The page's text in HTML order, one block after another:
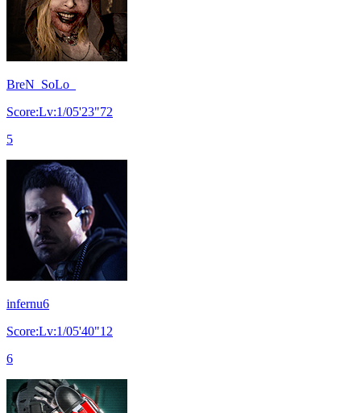
BreN_SoLo_
Score:Lv:1/05'23"72
5
infernu6
Score:Lv:1/05'40"12
6